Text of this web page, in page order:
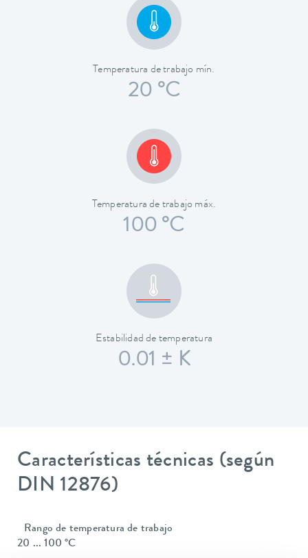
Temperatura de trabajo mín.
20 °C
Temperatura de trabajo máx.
100 °C
Estabilidad de temperatura
0.01 ± K
Características técnicas (según
DIN 12876)
Rango de temperatura de trabajo
20 ... 100 °C